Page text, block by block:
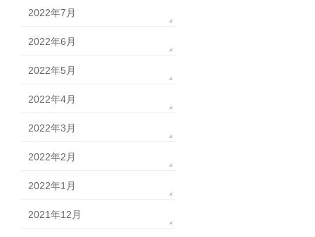
2022年7月
2022年6月
2022年5月
2022年4月
2022年3月
2022年2月
2022年1月
2021年12月